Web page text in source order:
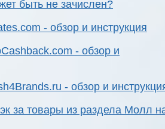
быть не зачислен?
- обзор и инструкция
- обзор и
- обзор и
за товары из раздела Молл